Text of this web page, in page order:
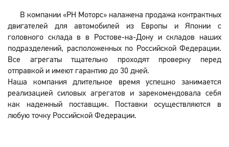
В компании «РН Моторс» налажена продажа контрактных
двигателей для автомобилей из Европы и Японии с
головного склада в в Ростове-на-Дону и складов наших
подразделений, расположенных по Российской Федерации.
Все агрегаты тщательно проходят проверку перед
отправкой и имеют гарантию до 30 дней.
Наша компания длительное время успешно занимается
реализацией силовых агрегатов и зарекомендовала себя
как надежный поставщик. Поставки осуществляются в
любую точку Российской Федерации.